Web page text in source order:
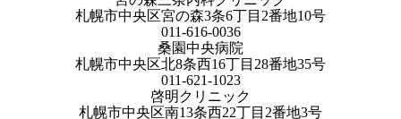
札幌市中央区宮の森3条6丁目2番地10号
011-616-0036
桑園中央病院
札幌市中央区北8条西16丁目28番地35号
011-621-1023
啓明クリニック
札幌市中央区南13条西22丁目2番地3号